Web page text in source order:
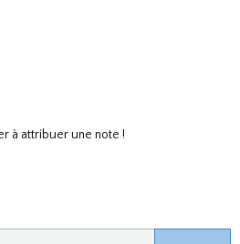
à attribuer une note !